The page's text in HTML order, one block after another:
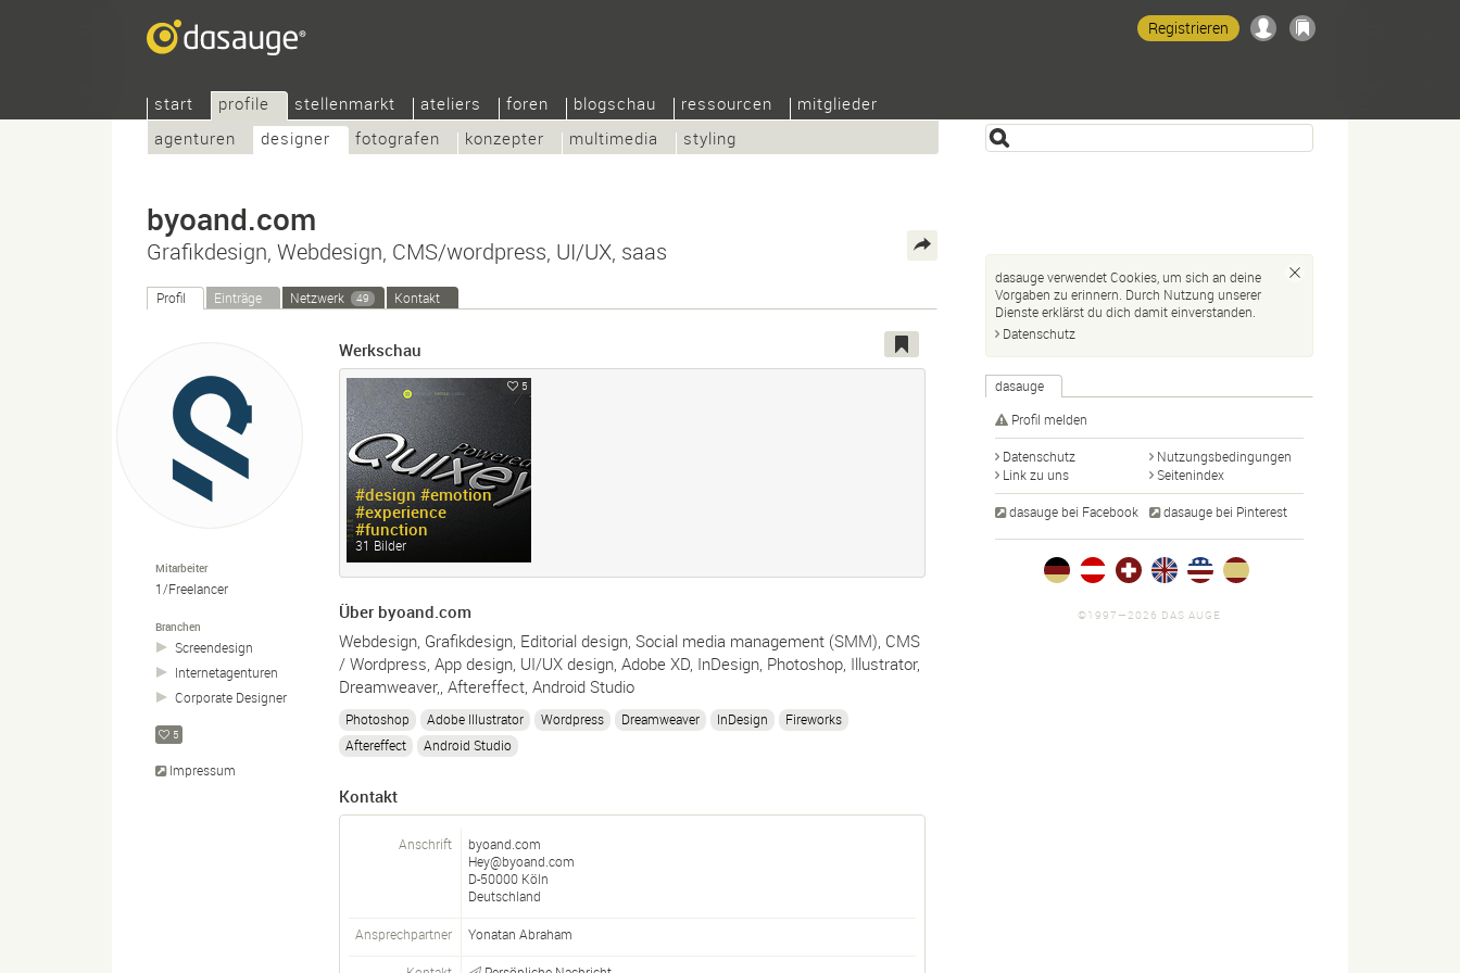
start
profile
agenturen
designer fotografen konzepter multimedia styling
stellenmarkt ateliers foren blogschau ressourcen mitglieder
Registrieren
byoand.com
Grafikdesign, Webdesign, CMS/wordpress, UI/UX, saas
Profil Einträge Netzwerk 49 Kontakt
Mitarbeiter
1/Freelancer
Branchen
Screendesign
Internetagenturen
Corporate Designer
5
Impressum
Werkschau
5
#design #emotion
#experience
#function
31 Bilder
Über byoand.com
Webdesign, Grafikdesign, Editorial design, Social media management (SMM), CMS
/ Wordpress, App design, UI/UX design, Adobe XD, InDesign, Photoshop, Illustrator,
Dreamweaver,, Aftereffect, Android Studio
Photoshop Adobe Illustrator Wordpress Dreamweaver InDesign
Fireworks
Aftereffect
Android Studio
Kontakt
Anschrift
byoand.com
Hey@byoand.com
D-50000 Köln
Deutschland
Ansprechpartner Yonatan Abraham
dasauge verwendet Cookies, um sich an deine
Vorgaben zu erinnern. Durch Nutzung unserer
Dienste erklärst du dich damit einverstanden.
Datenschutz
dasauge
Profil melden
Datenschutz
Nutzungsbedingungen
Link zu uns
Seitenindex
dasauge bei Facebook dasauge bei Pinterest
©1997—2026 DAS AUGE